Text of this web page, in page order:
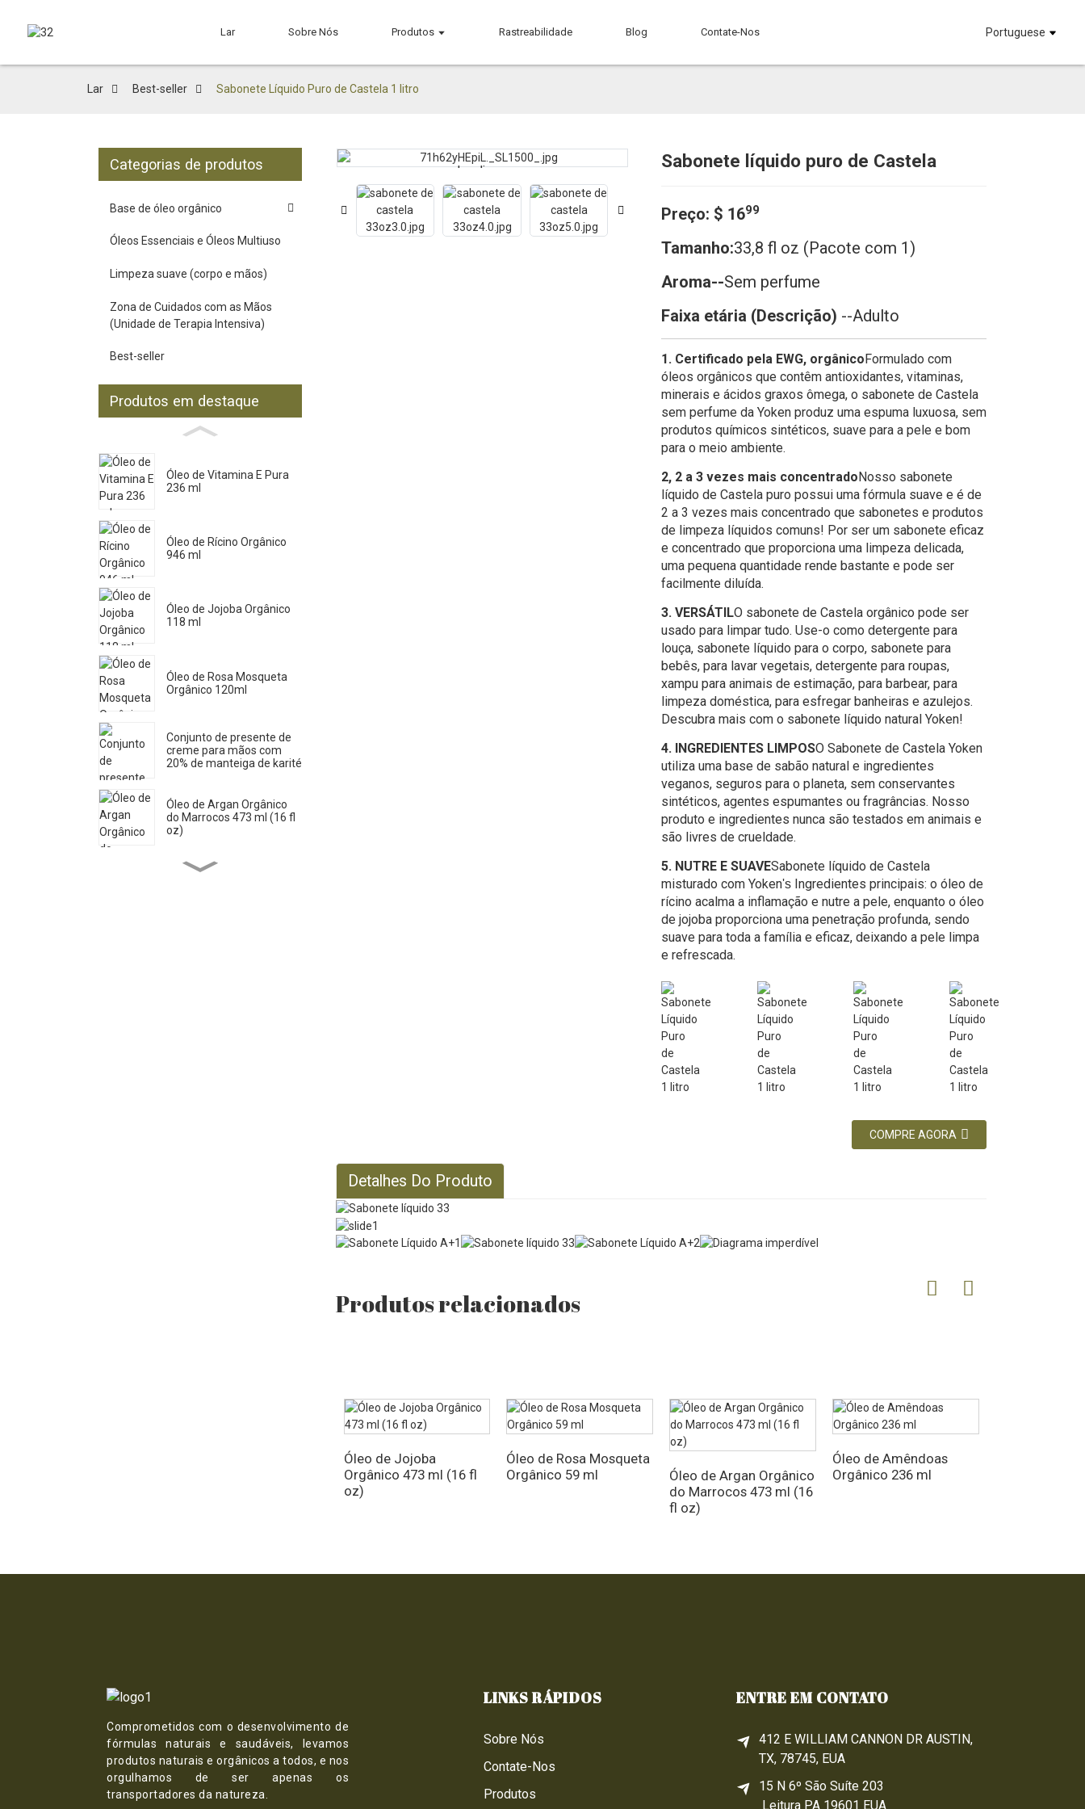
Lar Sobre Nós Produtos Rastreabilidade Blog Contate-Nos Portuguese
Lar Best-seller Sabonete Líquido Puro de Castela 1 litro
Categorias de produtos
Base de óleo orgânico
Óleos Essenciais e Óleos Multiuso
Limpeza suave (corpo e mãos)
Zona de Cuidados com as Mãos
(Unidade de Terapia Intensiva)
Best-seller
Produtos em destaque
Óleo de Vitamina E Pura
236 ml
Óleo de Rícino Orgânico
946 ml
Óleo de Jojoba Orgânico
118 ml
Óleo de Rosa Mosqueta
Orgânico 120ml
Conjunto de presente de
creme para mãos com
20% de manteiga de karité
Óleo de Argan Orgânico
do Marrocos 473 ml (16 fl
oz)
Loading...
Loading... Loading...
Loading... Loading...
Loading...
Sabonete líquido puro de Castela
Preço: $ 1699
Tamanho:33,8 fl oz (Pacote com 1)
Aroma--Sem perfume
Faixa etária (Descrição) --Adulto
1. Certificado pela EWG, orgânicoFormulado com
óleos orgânicos que contêm antioxidantes, vitaminas,
minerais e ácidos graxos ômega, o sabonete de Castela
sem perfume da Yoken produz uma espuma luxuosa, sem
produtos químicos sintéticos, suave para a pele e bom
para o meio ambiente.
2, 2 a 3 vezes mais concentradoNosso sabonete
líquido de Castela puro possui uma fórmula suave e é de
2 a 3 vezes mais concentrado que sabonetes e produtos
de limpeza líquidos comuns! Por ser um sabonete eficaz
e concentrado que proporciona uma limpeza delicada,
uma pequena quantidade rende bastante e pode ser
facilmente diluída.
3. VERSÁTILO sabonete de Castela orgânico pode ser
usado para limpar tudo. Use-o como detergente para
louça, sabonete líquido para o corpo, sabonete para
bebês, para lavar vegetais, detergente para roupas,
xampu para animais de estimação, para barbear, para
limpeza doméstica, para esfregar banheiras e azulejos.
Descubra mais com o sabonete líquido natural Yoken!
4. INGREDIENTES LIMPOSO Sabonete de Castela Yoken
utiliza uma base de sabão natural e ingredientes
veganos, seguros para o planeta, sem conservantes
sintéticos, agentes espumantes ou fragrâncias. Nosso
produto e ingredientes nunca são testados em animais e
são livres de crueldade.
5. NUTRE E SUAVESabonete líquido de Castela
misturado com Yoken's Ingredientes principais: o óleo de
rícino acalma a inflamação e nutre a pele, enquanto o óleo
de jojoba proporciona uma penetração profunda, sendo
suave para toda a família e eficaz, deixando a pele limpa
e refrescada.
COMPRE AGORA
Detalhes Do Produto
Produtos relacionados
Óleo de Jojoba
Orgânico 473 ml (16 fl
oz)
Óleo de Rosa Mosqueta
Orgânico 59 ml
Óleo de Argan Orgânico
do Marrocos 473 ml (16
fl oz)
Óleo de Amêndoas
Orgânico 236 ml
Comprometidos com o desenvolvimento de
fórmulas naturais e saudáveis, levamos
produtos naturais e orgânicos a todos, e nos
orgulhamos de ser apenas os
transportadores da natureza.
LINKS RÁPIDOS
Sobre Nós
Contate-Nos
Produtos
ENTRE EM CONTATO
412 E WILLIAM CANNON DR AUSTIN,
TX, 78745, EUA
15 N 6º São Suíte 203
Leitura PA 19601 EUA